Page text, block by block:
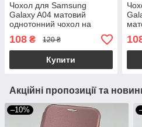
Чохол для Samsung
Galaxy A04 матовий
однотонний чохол на
телефон самсунг а04
чорний tpb
108 ₴ 120 ₴
Купити
Акційні пропозиції та
–10%